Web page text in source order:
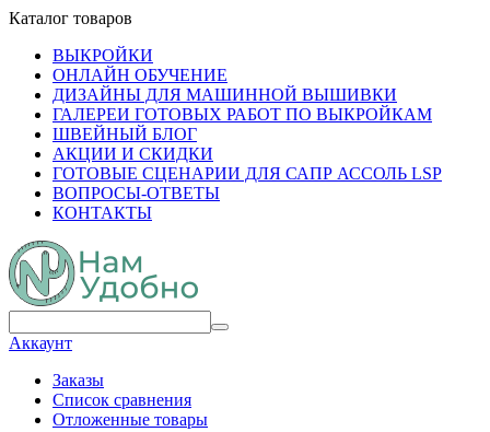
Каталог товаров
ВЫКРОЙКИ
ОНЛАЙН ОБУЧЕНИЕ
ДИЗАЙНЫ ДЛЯ МАШИННОЙ ВЫШИВКИ
ГАЛЕРЕИ ГОТОВЫХ РАБОТ ПО ВЫКРОЙКАМ
ШВЕЙНЫЙ БЛОГ
АКЦИИ И СКИДКИ
ГОТОВЫЕ СЦЕНАРИИ ДЛЯ САПР АССОЛЬ LSP
ВОПРОСЫ-ОТВЕТЫ
КОНТАКТЫ
Аккаунт
Заказы
Список сравнения
Отложенные товары